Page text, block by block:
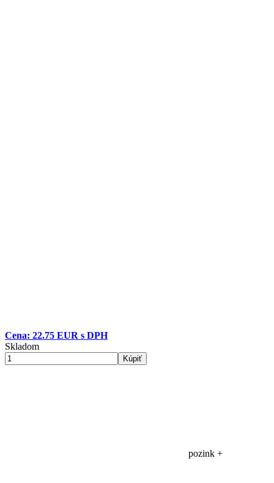
Cena: 22.75 EUR s DPH
Skladom
Kúpiť
pozink +